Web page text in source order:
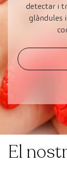
detectar i
glàndules
El